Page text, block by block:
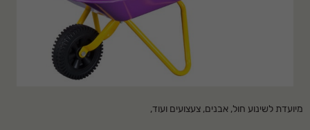
מיועדת לשינוע חול, אבנים, צעצועים ועוד,